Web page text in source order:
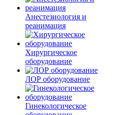
Анестезиология и
реанимация
Хирургическое
оборудование
ЛОР оборудование
Гинекологическое